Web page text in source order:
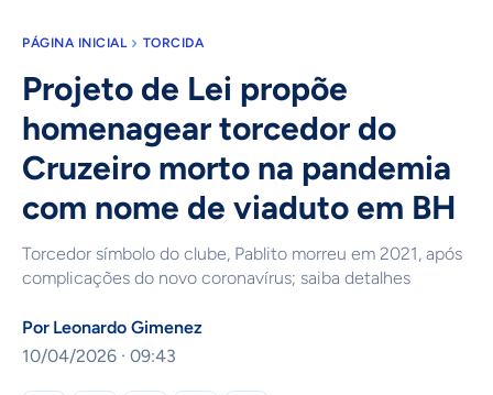
PÁGINA INICIAL TORCIDA
Projeto de Lei propõe
homenagear torcedor do
Cruzeiro morto na pandemia
com nome de viaduto em BH
Torcedor símbolo do clube, Pablito morreu em 2021, após
complicações do novo coronavírus; saiba detalhes
Por Leonardo Gimenez
10/04/2026 · 09:43